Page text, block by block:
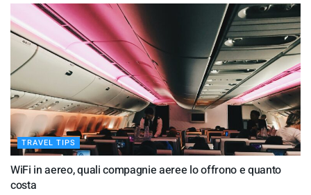
TRAVEL TIPS
WiFi in aereo, quali compagnie aeree lo offrono e quanto
costa